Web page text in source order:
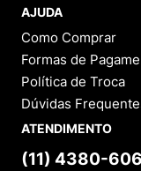
AJUDA
Como Comprar
Formas de
Política de Troca
Dúvidas
ATENDIMENTO
(11) 4380-